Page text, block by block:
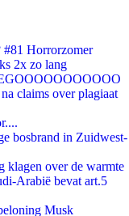
#81 Horrorzomer
2x zo lang
claims over plagiaat
bosbrand in Zuidwest-
klagen over de warmte
Arabië bevat art.5
Musk